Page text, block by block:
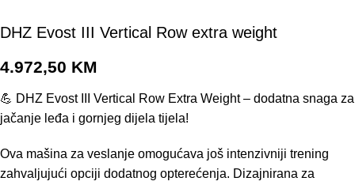
DHZ Evost III Vertical Row extra weight
4.972,50 KM
💪 DHZ Evost III Vertical Row Extra Weight – dodatna snaga za
jačanje leđa i gornjeg dijela tijela!
Ova mašina za veslanje omogućava još intenzivniji trening
zahvaljujući opciji dodatnog opterećenja. Dizajnirana za